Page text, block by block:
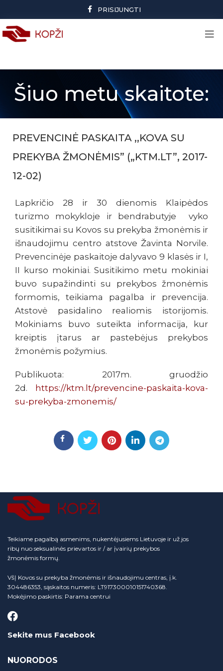
PRISIJUNGTI
Šiuo metu skaitote:
PREVENCINĖ PASKAITA ,,KOVA SU
PREKYBA ŽMONĖMIS” („KTM.LT”, 2017-
12-02)
Lapkričio 28 ir 30 dienomis Klaipėdos
turizmo mokykloje ir bendrabutyje vyko
susitikimai su Kovos su prekyba žmonėmis ir
išnaudojimu centro atstove Žavinta Norvile.
Prevencinėje paskaitoje dalyvavo 9 klasės ir I,
II kurso mokiniai. Susitikimo metu mokiniai
buvo supažindinti su prekybos žmonėmis
formomis, teikiama pagalba ir prevencija.
Atstovė pasidalino realiomis istorijomis.
Mokiniams buvo suteikta informacija, kur
kreiptis įtarus ar pastebėjus prekybos
žmonėmis požymius.
Publikuota: 2017m. gruodžio
2d.
https://ktm.lt/prevencine-paskaita-kova-
su-prekyba-zmonemis/
Teikiame pagalbą asmenims, nukentėjusiems Lietuvoje ir už jos
ribų nuo seksualinės prievartos ir / ar įvairių prekybos
žmonėmis formų.
VšĮ Kovos su prekyba žmonėmis ir išnaudojimu centras, į.k.
304486353, sąskaitos numeris: LT917300010151740368.
Mokėjimo paskirtis: Parama centrui
Sekite mus Facebook
NUORODOS